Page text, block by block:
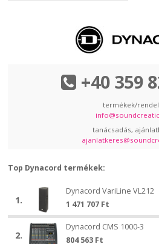
+40 359
termékek/
tanácsadás,
Top Dynacord termékek:
Dynacord
VariLine
VL212
1.
Dynacord
VariLine
VL212
Dynacord VariLine VL212
1 471 707 Ft
Dynacord
CMS
2.
Dynacord
CMS
Dynacord CMS 1000-3
804 563 Ft